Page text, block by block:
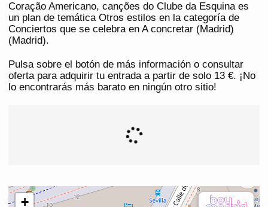
Coração Americano, canções do Clube da Esquina es
un plan de temática Otros estilos en la categoría de
Conciertos que se celebra en A concretar (Madrid)
(Madrid).
Pulsa sobre el botón de más información o consultar
oferta para adquirir tu entrada a partir de solo 13 €. ¡No
lo encontrarás más barato en ningún otro sitio!